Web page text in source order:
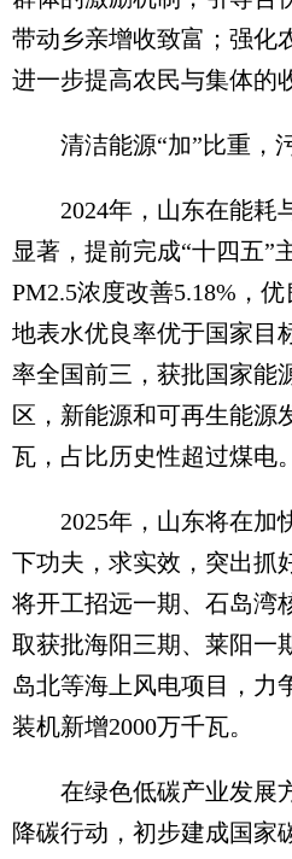
带动乡亲增收致富；强化
进一步提高农民与集体的
清洁能源“加”比重，污
2024年，山东在能耗
显著，提前完成“十四五”
PM2.5浓度改善5.18%，
地表水优良率优于国家目
率全国前三，获批国家能
区，新能源和可再生能源
瓦，占比历史性超过煤电。
2025年，山东将在加
下功夫，求实效，突出抓
将开工招远一期、石岛湾
取获批海阳三期、莱阳一
岛北等海上风电项目，力
装机新增2000万千瓦。
在绿色低碳产业发展
降碳行动，初步建成国家